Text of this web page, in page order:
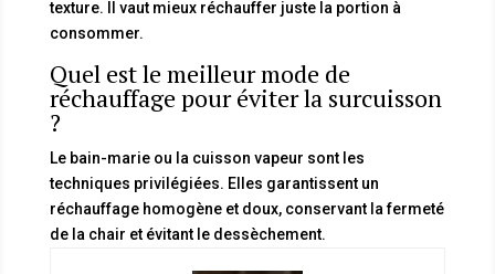
texture. Il vaut mieux réchauffer juste la portion à
consommer.
Quel est le meilleur mode de
réchauffage pour éviter la surcuisson
?
Le bain-marie ou la cuisson vapeur sont les
techniques privilégiées. Elles garantissent un
réchauffage homogène et doux, conservant la fermeté
de la chair et évitant le dessèchement.